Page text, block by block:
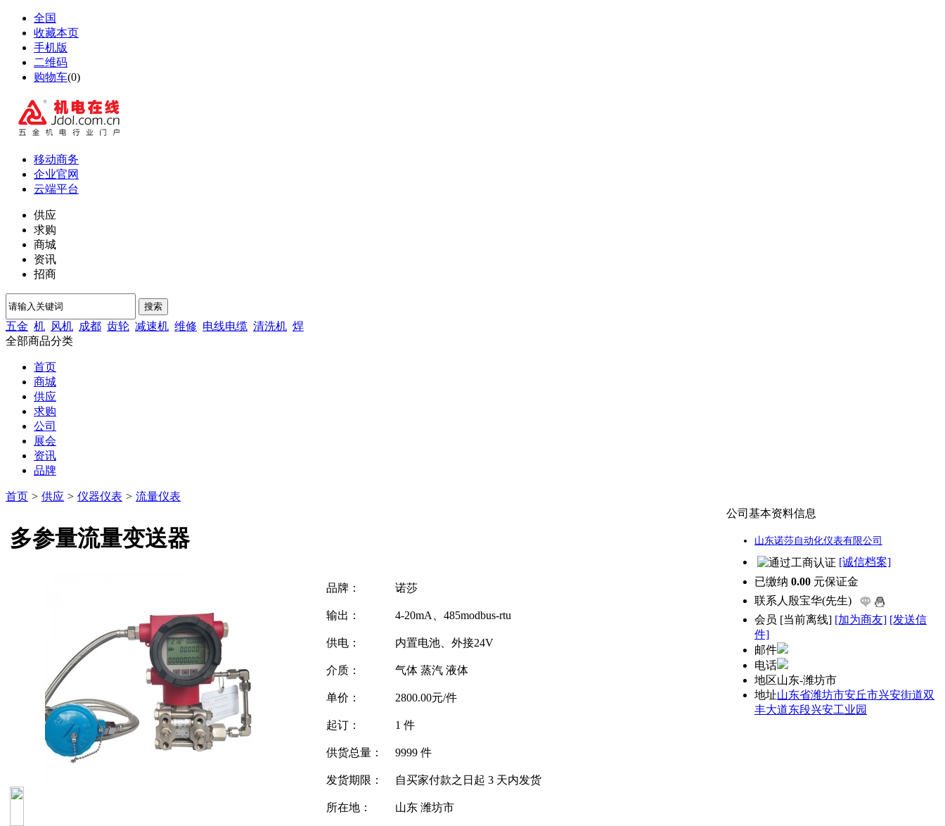
全国
收藏本页
手机版
二维码
购物车(0)
移动商务
企业官网
云端平台
供应
求购
商城
资讯
招商
搜索
五金 机 风机 成都 齿轮 减速机 维修 电线电缆 清洗机 焊
全部商品分类
首页
商城
供应
求购
公司
展会
资讯
品牌
首页 > 供应 > 仪器仪表 > 流量仪表
多参量流量变送器
品牌： 诺莎
输出： 4-20mA、485modbus-rtu
供电： 内置电池、外接24V
介质： 气体 蒸汽 液体
单价： 2800.00元/件
起订： 1 件
供货总量： 9999 件
发货期限： 自买家付款之日起 3 天内发货
所在地： 山东 潍坊市
公司基本资料信息
山东诺莎自动化仪表有限公司
[诚信档案]
已缴纳 0.00 元保证金
联系人 殷宝华(先生)
会员 [当前离线] [加为商友] [发送信
件]
邮件
电话
地区山东-潍坊市
地址山东省潍坊市安丘市兴安街道双
丰大道东段兴安工业园